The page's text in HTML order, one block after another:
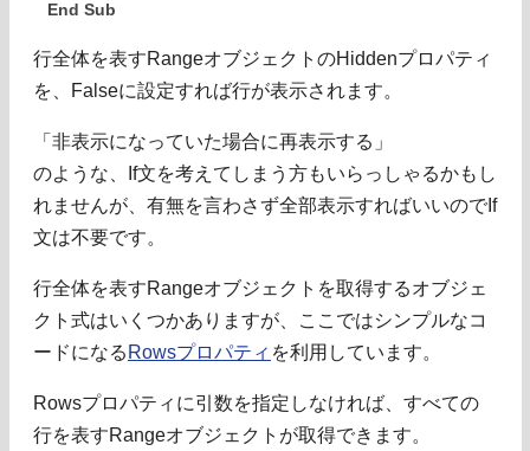
End Sub
行全体を表すRangeオブジェクトのHiddenプロパティ
を、Falseに設定すれば行が表示されます。
「非表示になっていた場合に再表示する」
のような、If文を考えてしまう方もいらっしゃるかもし
れませんが、有無を言わさず全部表示すればいいのでIf
文は不要です。
行全体を表すRangeオブジェクトを取得するオブジェ
クト式はいくつかありますが、ここではシンプルなコ
ードになる Rowsプロパティ を利用しています。
Rowsプロパティに引数を指定しなければ、すべての
行を表すRangeオブジェクトが取得できます。